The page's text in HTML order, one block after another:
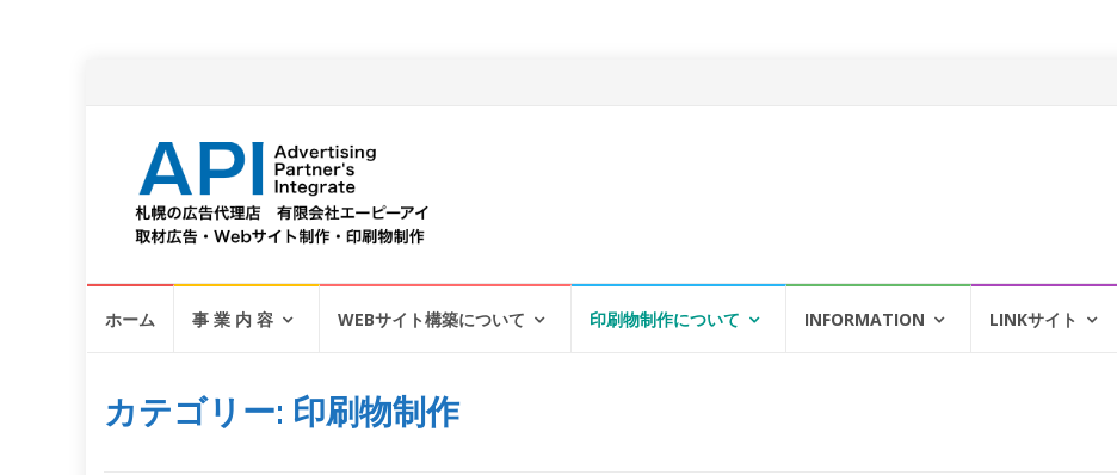
ホーム 事 業 内 容 WEBサイト構築について 印刷物制作について INFORMATION LINKサイト
カテゴリー: 印刷物制作